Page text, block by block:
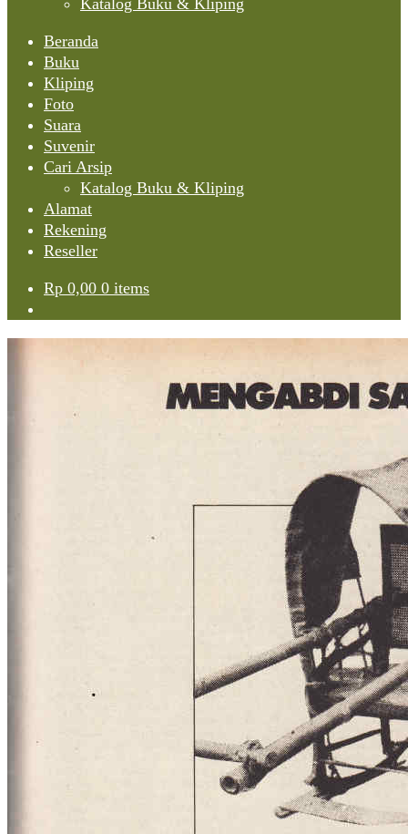
Katalog Buku & Kliping
Beranda
Buku
Kliping
Foto
Suara
Suvenir
Cari Arsip
Katalog Buku & Kliping
Alamat
Rekening
Reseller
Rp 0,00 0 items